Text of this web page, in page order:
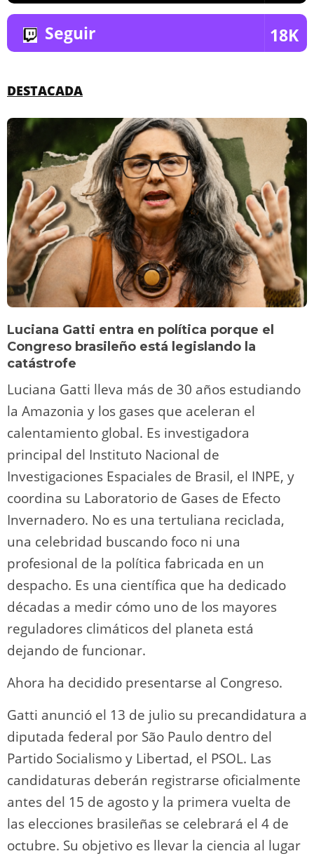
Seguir 18K
DESTACADA
Luciana Gatti entra en política porque el
Congreso brasileño está legislando la
catástrofe
Luciana Gatti lleva más de 30 años estudiando
la Amazonia y los gases que aceleran el
calentamiento global. Es investigadora
principal del Instituto Nacional de
Investigaciones Espaciales de Brasil, el INPE, y
coordina su Laboratorio de Gases de Efecto
Invernadero. No es una tertuliana reciclada,
una celebridad buscando foco ni una
profesional de la política fabricada en un
despacho. Es una científica que ha dedicado
décadas a medir cómo uno de los mayores
reguladores climáticos del planeta está
dejando de funcionar.
Ahora ha decidido presentarse al Congreso.
Gatti anunció el 13 de julio su precandidatura a
diputada federal por São Paulo dentro del
Partido Socialismo y Libertad, el PSOL. Las
candidaturas deberán registrarse oficialmente
antes del 15 de agosto y la primera vuelta de
las elecciones brasileñas se celebrará el 4 de
octubre. Su objetivo es llevar la ciencia al lugar